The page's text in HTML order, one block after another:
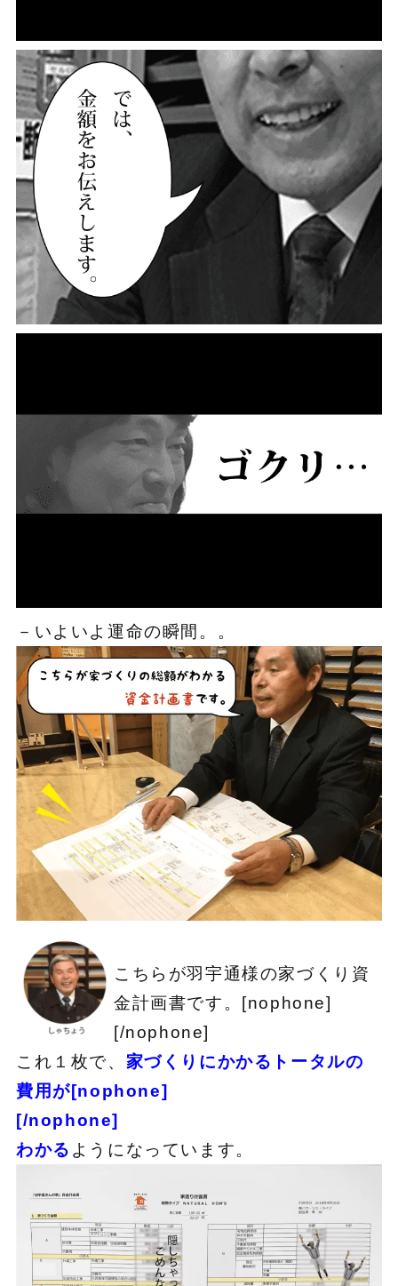
－いよいよ運命の瞬間。。
こちらが羽宇通様の家づくり資
金計画書です。[nophone]
[/nophone]
これ１枚で、 家づくりにかかるトータルの
費用が[nophone]
[/nophone]
わかる ようになっています。